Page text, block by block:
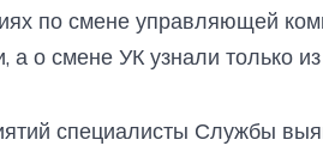
по смене управляющей
а о смене УК узнали только
специалисты Службы